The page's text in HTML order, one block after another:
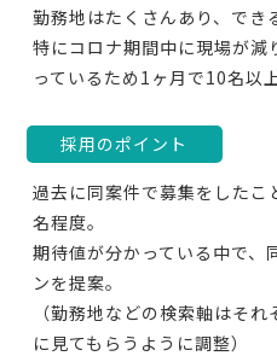
勤務地はたくさんあり、でき
特にコロナ期間中に現場が減
っているため1ヶ月で10名以
採用のポイント
過去に同案件で募集をしたこ
名程度。
期待値が分かっている中で、
ンを提案。
（勤務地などの検索軸はそ
に見てもらうように調整）